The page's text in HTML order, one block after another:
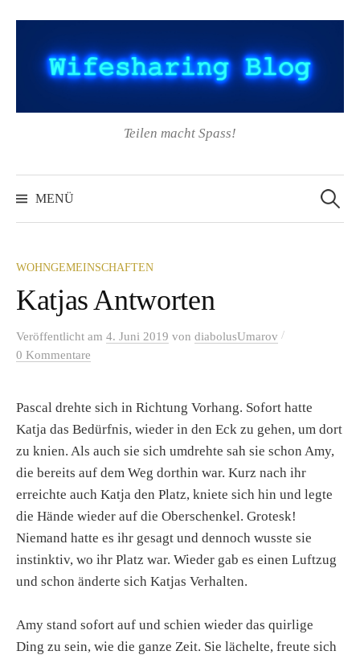
Inhalt
Teilen macht Spass!
MENÜ
nach:
WOHNGEMEINSCHAFTEN
Katjas Antworten
Veröffentlicht am 4. Juni 2019 von diabolusUmarov /
0 Kommentare
Pascal drehte sich in Richtung Vorhang. Sofort hatte
Katja das Bedürfnis, wieder in den Eck zu gehen, um dort
zu knien. Als auch sie sich umdrehte sah sie schon Amy,
die bereits auf dem Weg dorthin war. Kurz nach ihr
erreichte auch Katja den Platz, kniete sich hin und legte
die Hände wieder auf die Oberschenkel. Grotesk!
Niemand hatte es ihr gesagt und dennoch wusste sie
instinktiv, wo ihr Platz war. Wieder gab es einen Luftzug
und schon änderte sich Katjas Verhalten.
Amy stand sofort auf und schien wieder das quirlige
Ding zu sein, wie die ganze Zeit. Sie lächelte, freute sich